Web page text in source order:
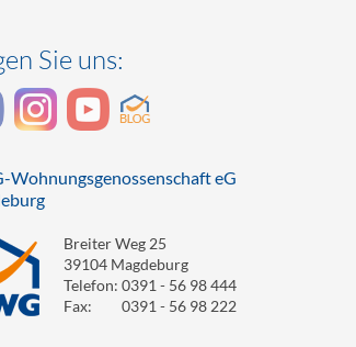
Sie uns:
Wohnungsgenossenschaft eG
Breiter Weg 25
39104 Magdeburg
Telefon: 0391 - 56 98 444
Fax:
0391 - 56 98 222